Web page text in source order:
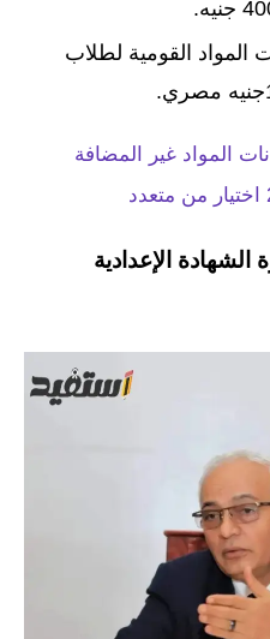
المواد القومية لطلاب
المواد غير المضافة
الإعدادية